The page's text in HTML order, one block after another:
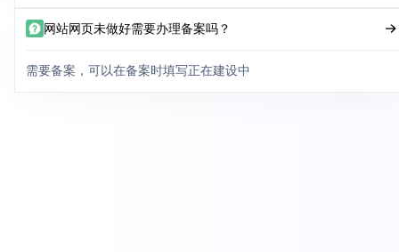
网站网页未做好需要办理备案吗？
需要备案，可以在备案时填写正在建设中